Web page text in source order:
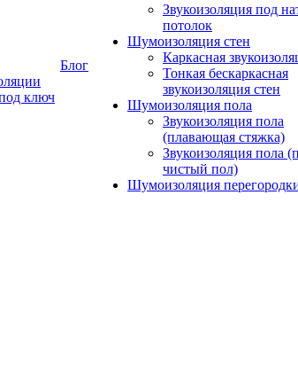
ключ
Блог
Звукоизоляция под
потолок
Шумоизоляция стен
Каркасная
Тонкая бескаркасная
звукоизоляция стен
Шумоизоляция пола
Звукоизоляция пола
(плавающая стяжка)
Звукоизоляция пола
чистый пол)
Шумоизоляция